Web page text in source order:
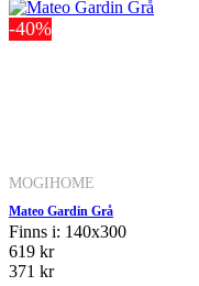
-40%
MOGIHOME
Mateo Gardin Grå
Finns i: 140x300
619 kr
371 kr